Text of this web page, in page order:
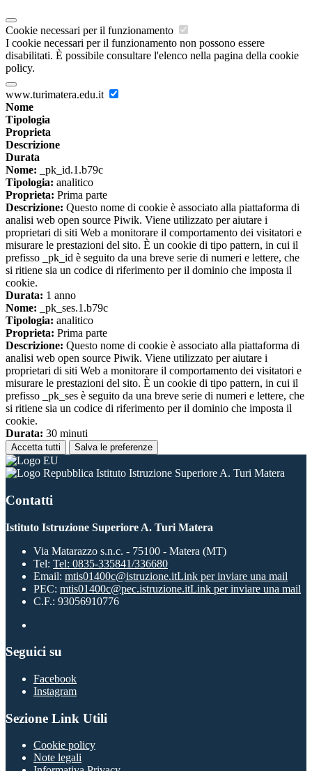
Cookie necessari per il funzionamento
I cookie necessari per il funzionamento non possono essere
disabilitati. È possibile consultare l'elenco nella pagina della cookie
policy.
www.turimatera.edu.it
Nome
Tipologia
Proprieta
Descrizione
Durata
Nome: _pk_id.1.b79c
Tipologia: analitico
Proprieta: Prima parte
Descrizione: Questo nome di cookie è associato alla piattaforma di
analisi web open source Piwik. Viene utilizzato per aiutare i
proprietari di siti Web a monitorare il comportamento dei visitatori e
misurare le prestazioni del sito. È un cookie di tipo pattern, in cui il
prefisso _pk_id è seguito da una breve serie di numeri e lettere, che
si ritiene sia un codice di riferimento per il dominio che imposta il
cookie.
Durata: 1 anno
Nome: _pk_ses.1.b79c
Tipologia: analitico
Proprieta: Prima parte
Descrizione: Questo nome di cookie è associato alla piattaforma di
analisi web open source Piwik. Viene utilizzato per aiutare i
proprietari di siti Web a monitorare il comportamento dei visitatori e
misurare le prestazioni del sito. È un cookie di tipo pattern, in cui il
prefisso _pk_ses è seguito da una breve serie di numeri e lettere, che
si ritiene sia un codice di riferimento per il dominio che imposta il
cookie.
Durata: 30 minuti
Accetta tutti Salva le preferenze
Istituto Istruzione Superiore A. Turi Matera
Contatti
Istituto Istruzione Superiore A. Turi Matera
Via Matarazzo s.n.c. - 75100 - Matera (MT)
Tel: Tel: 0835-335841/336680
Email: mtis01400c@istruzione.itLink per inviare una mail
PEC: mtis01400c@pec.istruzione.itLink per inviare una mail
C.F.: 93056910776
Seguici su
Facebook
Instagram
Sezione Link Utili
Cookie policy
Note legali